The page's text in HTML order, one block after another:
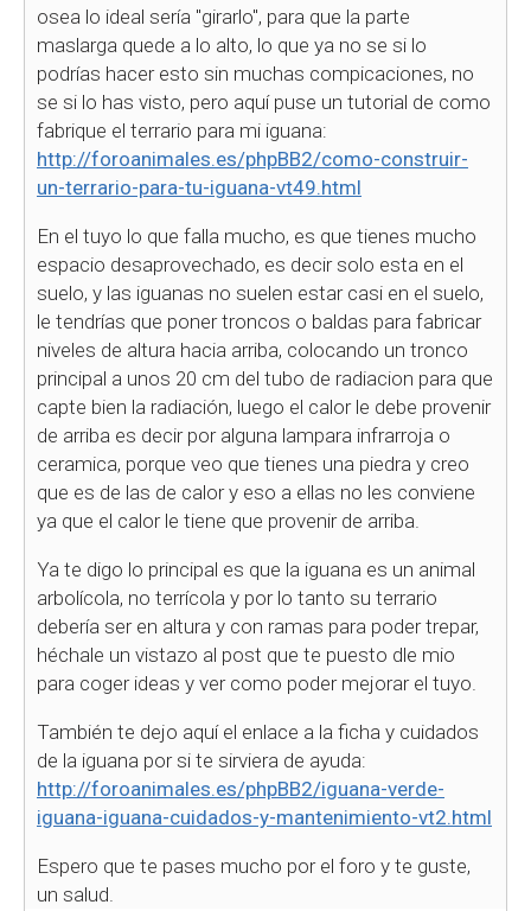
osea lo ideal sería "girarlo", para que la parte
maslarga quede a lo alto, lo que ya no se si lo
podrías hacer esto sin muchas compicaciones, no
se si lo has visto, pero aquí puse un tutorial de como
fabrique el terrario para mi iguana:
http://foroanimales.es/phpBB2/como-construir-
un-terrario-para-tu-iguana-vt49.html
En el tuyo lo que falla mucho, es que tienes mucho
espacio desaprovechado, es decir solo esta en el
suelo, y las iguanas no suelen estar casi en el suelo,
le tendrías que poner troncos o baldas para fabricar
niveles de altura hacia arriba, colocando un tronco
principal a unos 20 cm del tubo de radiacion para que
capte bien la radiación, luego el calor le debe provenir
de arriba es decir por alguna lampara infrarroja o
ceramica, porque veo que tienes una piedra y creo
que es de las de calor y eso a ellas no les conviene
ya que el calor le tiene que provenir de arriba.
Ya te digo lo principal es que la iguana es un animal
arbolícola, no terrícola y por lo tanto su terrario
debería ser en altura y con ramas para poder trepar,
héchale un vistazo al post que te puesto dle mio
para coger ideas y ver como poder mejorar el tuyo.
También te dejo aquí el enlace a la ficha y cuidados
de la iguana por si te sirviera de ayuda:
http://foroanimales.es/phpBB2/iguana-verde-
iguana-iguana-cuidados-y-mantenimiento-vt2.html
Espero que te pases mucho por el foro y te guste,
un salud.